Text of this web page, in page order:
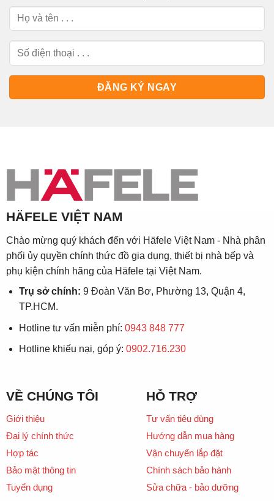
HÄFELE VIỆT NAM
Chào mừng quý khách đến với Häfele Việt Nam - Nhà phân
phối ủy quyền chính thức đồ gia dụng, thiết bị nhà bếp và
phụ kiện chính hãng của Häfele tại Việt Nam.
Trụ sở chính: 9 Đoàn Văn Bơ, Phường 13, Quận 4,
TP.HCM.
Hotline tư vấn miễn phí: 0943 848 777
Hotline khiếu nại, góp ý: 0902.716.230
VỀ CHÚNG TÔI
Giới thiệu
Đại lý chính thức
Hợp tác
Bảo mật thông tin
Tuyển dụng
HỖ TRỢ
Tư vấn tiêu dùng
Hướng dẫn mua hàng
Vận chuyển lắp đặt
Chính sách bảo hành
Sửa chữa - bảo dưỡng